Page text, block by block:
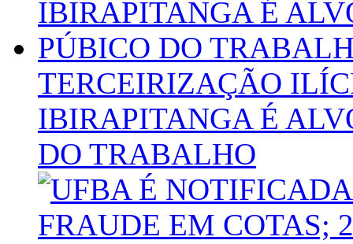
TERCEIRIZAÇÃO
IBIRAPITANGA É
DO TRABALHO